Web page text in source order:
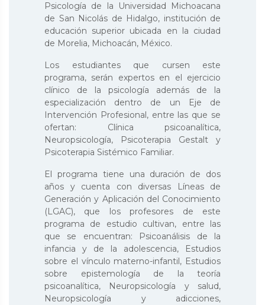
Psicología de la Universidad Michoacana
de San Nicolás de Hidalgo, institución de
educación superior ubicada en la ciudad
de Morelia, Michoacán, México.
Los estudiantes que cursen este
programa, serán expertos en el ejercicio
clínico de la psicología además de la
especialización dentro de un Eje de
Intervención Profesional, entre las que se
ofertan: Clínica psicoanalítica,
Neuropsicología, Psicoterapia Gestalt y
Psicoterapia Sistémico Familiar.
El programa tiene una duración de dos
años y cuenta con diversas Líneas de
Generación y Aplicación del Conocimiento
(LGAC), que los profesores de este
programa de estudio cultivan, entre las
que se encuentran: Psicoanálisis de la
infancia y de la adolescencia, Estudios
sobre el vínculo materno-infantil, Estudios
sobre epistemología de la teoría
psicoanalítica, Neuropsicología y salud,
Neuropsicología y adicciones,